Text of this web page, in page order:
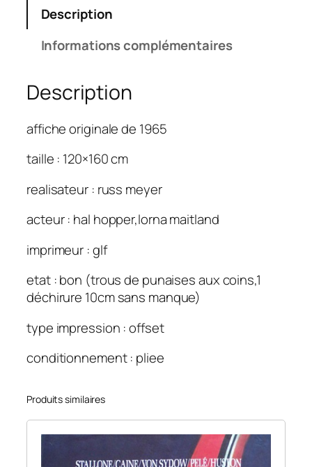
Description
Informations complémentaires
Description
affiche originale de 1965
taille : 120×160 cm
realisateur : russ meyer
acteur : hal hopper,lorna maitland
imprimeur : glf
etat : bon (trous de punaises aux coins,1
déchirure 10cm sans manque)
type impression : offset
conditionnement : pliee
Produits similaires